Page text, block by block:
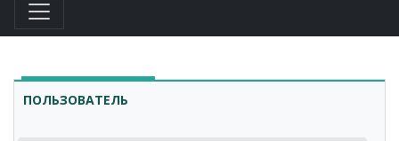
ПОЛЬЗОВАТЕЛЬ